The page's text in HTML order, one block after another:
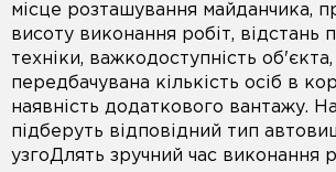
місце розташування майданчика,
висоту виконання робіт, відстань
техніки, важкодоступність об'єкта,
передбачувана кількість осіб в
наявність додаткового вантажу.
підберуть відповідний тип
узгоДлять зручний час виконання